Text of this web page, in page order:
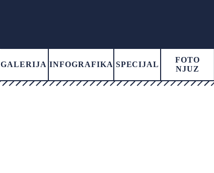
GALERIJA INFOGRAFIKA SPECIJAL
FOTO
NJUZ